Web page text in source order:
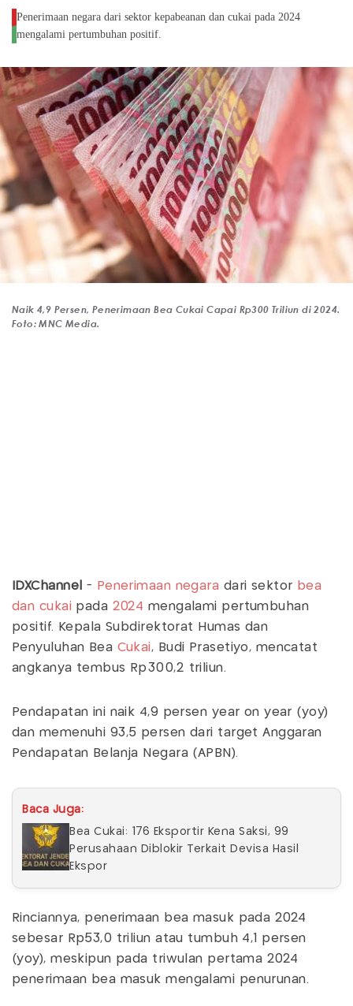
Penerimaan negara dari sektor kepabeanan dan cukai pada 2024
mengalami pertumbuhan positif.
Naik 4,9 Persen, Penerimaan Bea Cukai Capai Rp300 Triliun di 2024.
Foto: MNC Media.
IDXChannel - Penerimaan negara dari sektor bea
dan cukaipada 2024 mengalami pertumbuhan
positif. Kepala Subdirektorat Humas dan
Penyuluhan Bea Cukai, Budi Prasetiyo, mencatat
angkanya tembus Rp300,2 triliun.
Pendapatan ini naik 4,9 persen year on year (yoy)
dan memenuhi 93,5 persen dari target Anggaran
Pendapatan Belanja Negara (APBN).
Baca Juga:
Bea Cukai: 176 Eksportir Kena Saksi, 99
Perusahaan Diblokir Terkait Devisa Hasil
Ekspor
Rinciannya, penerimaan bea masuk pada 2024
sebesar Rp53,0 triliun atau tumbuh 4,1 persen
(yoy), meskipun pada triwulan pertama 2024
penerimaan bea masuk mengalami penurunan.